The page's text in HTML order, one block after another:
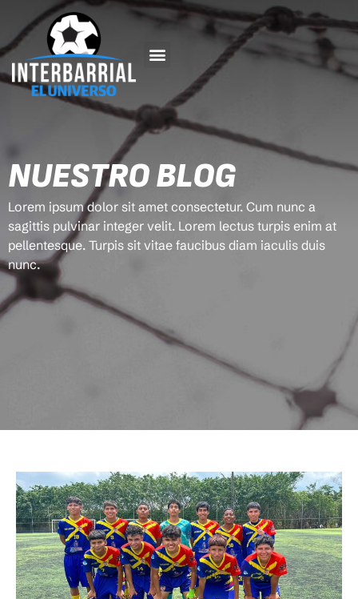
NUESTRO BLOG
Lorem ipsum dolor sit amet consectetur. Cum nunc a
sagittis pulvinar integer velit. Lorem lectus turpis enim at
pellentesque. Turpis sit vitae faucibus diam iaculis duis
nunc.